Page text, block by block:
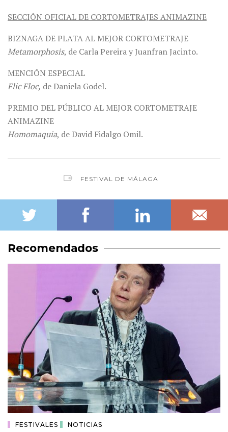
SECCIÓN OFICIAL DE CORTOMETRAJES ANIMAZINE
BIZNAGA DE PLATA AL MEJOR CORTOMETRAJE
Metamorphosis, de Carla Pereira y Juanfran Jacinto.
MENCIÓN ESPECIAL
Flic Floc, de Daniela Godel.
PREMIO DEL PÚBLICO AL MEJOR CORTOMETRAJE
ANIMAZINE
Homomaquia, de David Fidalgo Omil.
FESTIVAL DE MÁLAGA
Recomendados
FESTIVALES NOTICIAS